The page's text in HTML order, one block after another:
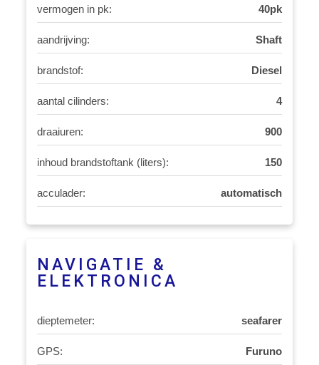
vermogen in pk: 40pk
aandrijving: Shaft
brandstof: Diesel
aantal cilinders: 4
draaiuren: 900
inhoud brandstoftank (liters): 150
acculader: automatisch
NAVIGATIE &
ELEKTRONICA
dieptemeter: seafarer
GPS: Furuno